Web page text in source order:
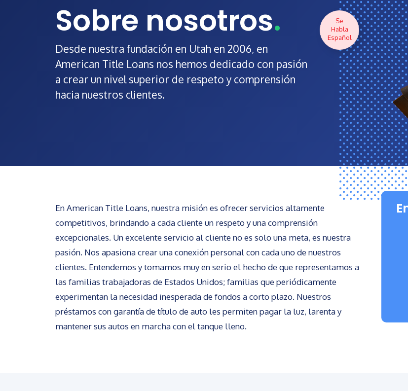
Sobre nosotros.
Desde nuestra fundación en Utah en 2006, en
American Title Loans nos hemos dedicado con pasión
a crear un nivel superior de respeto y comprensión
hacia nuestros clientes.
Se
Habla
Español
En American Title Loans, nuestra misión es ofrecer servicios altamente
competitivos, brindando a cada cliente un respeto y una comprensión
excepcionales. Un excelente servicio al cliente no es solo una meta, es nuestra
pasión. Nos apasiona crear una conexión personal con cada uno de nuestros
clientes. Entendemos y tomamos muy en serio el hecho de que representamos a
las familias trabajadoras de Estados Unidos; familias que periódicamente
experimentan la necesidad inesperada de fondos a corto plazo. Nuestros
préstamos con garantía de título de auto les permiten pagar la luz, larenta y
mantener sus autos en marcha con el tanque lleno.